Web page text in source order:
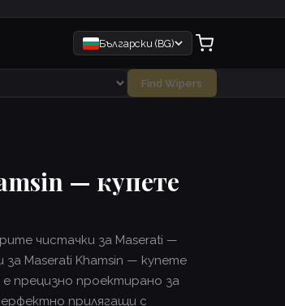
Български (BG)
Find Wipers
— купете
чистачки за Maserati —
Maserati Khamsin — купете
прецизно проектирано за
прилягащи с